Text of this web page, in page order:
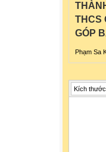
THCS
GÓP
Phạm Sa
Kích